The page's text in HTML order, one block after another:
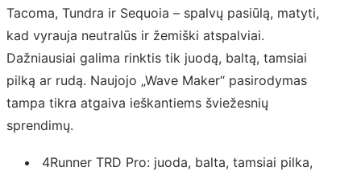
Tacoma, Tundra ir Sequoia – spalvų pasiūlą, matyti,
kad vyrauja neutralūs ir žemiški atspalviai.
Dažniausiai galima rinktis tik juodą, baltą, tamsiai
pilką ar rudą. Naujojo „Wave Maker“ pasirodymas
tampa tikra atgaiva ieškantiems šviežesnių
sprendimų.
4Runner TRD Pro: juoda, balta, tamsiai pilka,